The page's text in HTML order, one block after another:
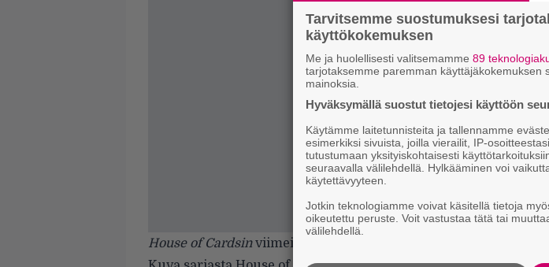
House of Cardsinviimeinen kausi nähdään marraskuun alussa
Tarvitsemme suostumuksesi
käyttökokemuksen
Me ja huolellisesti valitsemamme 89
tarjotaksemme paremman käyttäjäkokemuksen
mainoksia.
Hyväksymällä suostut tietojesi käyttöön
Käytämme laitetunnisteita ja tallennamme
esimerkiksi sivuista, joilla vierailit, IP-
tutustumaan yksityiskohtaisesti
seuraavalla välilehdellä. Hylkääminen voi
käytettävyyteen.
Jotkin teknologiamme voivat käsitellä tietoja
oikeutettu peruste. Voit vastustaa tätä tai
välilehdellä.